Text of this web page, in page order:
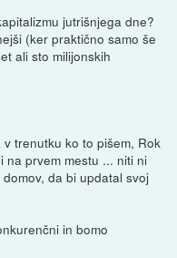
jutrišnjega dne?
(ker praktično samo še
ali sto milijonskih
trenutku ko to pišem, Rok
na prvem mestu ... niti ni
da bi updatal svoj
in bomo